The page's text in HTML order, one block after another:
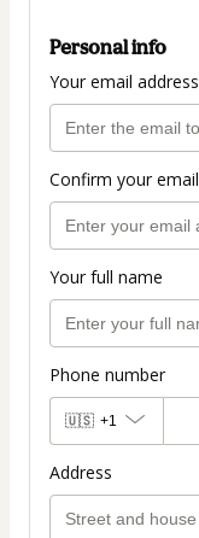
Personal info
Your email address
Confirm your email
Your full name
Phone number
🇺🇸 +1
Address